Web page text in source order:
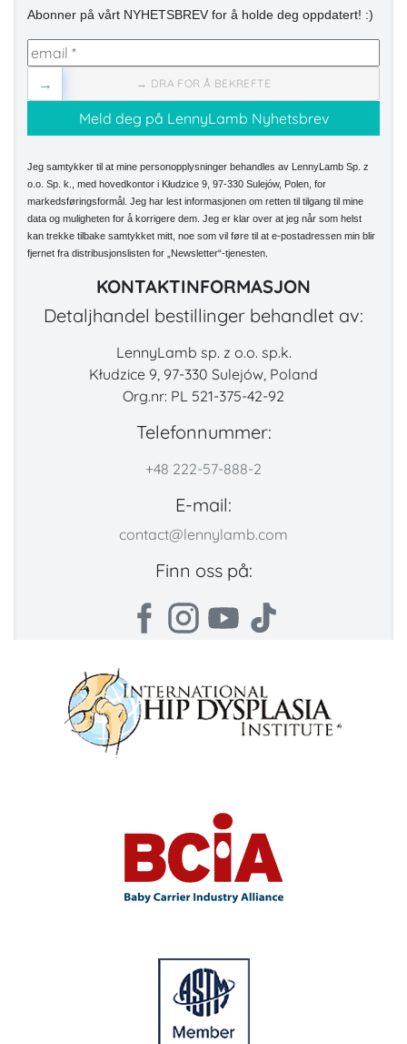
Abonner på vårt NYHETSBREV for å holde deg oppdatert! :)
→ DRA FOR Å BEKREFTE
→
Jeg samtykker til at mine personopplysninger behandles av LennyLamb Sp. z
o.o. Sp. k., med hovedkontor i Kłudzice 9, 97-330 Sulejów, Polen, for
markedsføringsformål. Jeg har lest informasjonen om retten til tilgang til mine
data og muligheten for å korrigere dem. Jeg er klar over at jeg når som helst
kan trekke tilbake samtykket mitt, noe som vil føre til at e-postadressen min blir
fjernet fra distribusjonslisten for „Newsletter“-tjenesten.
KONTAKTINFORMASJON
Detaljhandel bestillinger behandlet av:
LennyLamb sp. z o.o. sp.k.
Kłudzice 9, 97-330 Sulejów, Poland
Org.nr: PL 521-375-42-92
Telefonnummer:
+48 222-57-888-2
E-mail:
contact@lennylamb.com
Finn oss på: